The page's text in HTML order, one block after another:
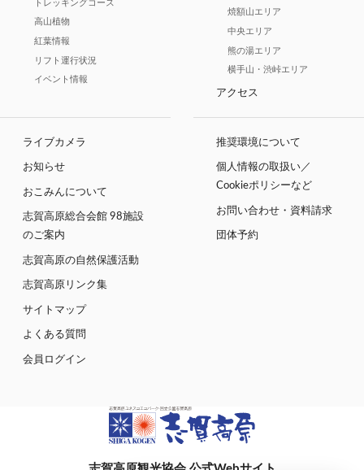
トレッキングコース
高山植物
紅葉情報
リフト運行状況
イベント情報
焼額山エリア
中央エリア
熊の湯エリア
横手山・渋峠エリア
アクセス
ライブカメラ
お知らせ
おこみんについて
志賀高原総合会館 98施設
のご案内
志賀高原の自然保護活動
志賀高原リンク集
サイトマップ
よくある質問
会員ログイン
推奨環境について
個人情報の取扱い／
Cookieポリシーなど
お問い合わせ・資料請求
団体予約